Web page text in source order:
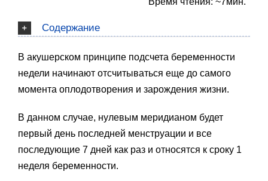
Содержание
В акушерском принципе подсчета беременности
недели начинают отсчитываться еще до самого
момента оплодотворения и зарождения жизни.
В данном случае, нулевым меридианом будет
первый день последней менструации и все
последующие 7 дней как раз и относятся к сроку 1
неделя беременности.